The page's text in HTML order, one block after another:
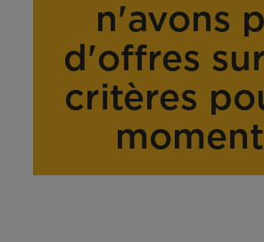
n'avons
d'offres
critères